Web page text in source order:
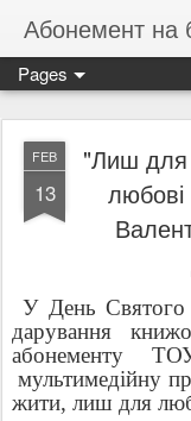
Абонемент на
Pages
FEB
13
"Лиш для
У День Святого
дарування
абонементу
мультимедійну
жити, лиш для